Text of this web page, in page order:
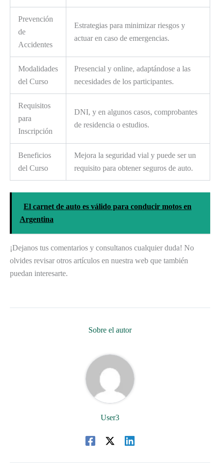
Prevención
de
Accidentes
Estrategias para minimizar riesgos y
actuar en caso de emergencias.
Modalidades
del Curso
Presencial y online, adaptándose a las
necesidades de los participantes.
Requisitos
para
Inscripción
DNI, y en algunos casos, comprobantes
de residencia o estudios.
Beneficios
del Curso
Mejora la seguridad vial y puede ser un
requisito para obtener seguros de auto.
El carnet de auto es válido para conducir motos en
Argentina
¡Dejanos tus comentarios y consultanos cualquier duda! No
olvides revisar otros artículos en nuestra web que también
puedan interesarte.
Sobre el autor
User3